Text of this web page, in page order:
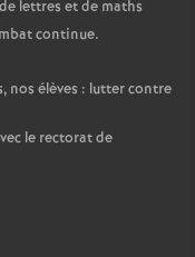
r
s
lettres et de maths
continue.
nos élèves : lutter contre
le rectorat de